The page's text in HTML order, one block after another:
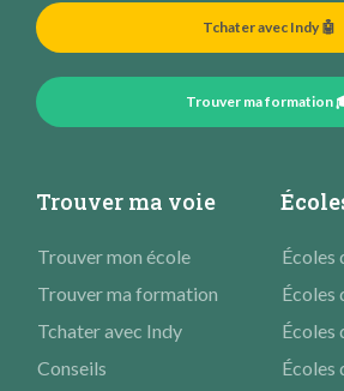
Tchater avec Indy 🤖
Trouver ma formation
Trouver ma voie
Trouver mon école
Trouver ma formation
Tchater avec Indy
Conseils
Écoles
Écoles
Écoles
Écoles